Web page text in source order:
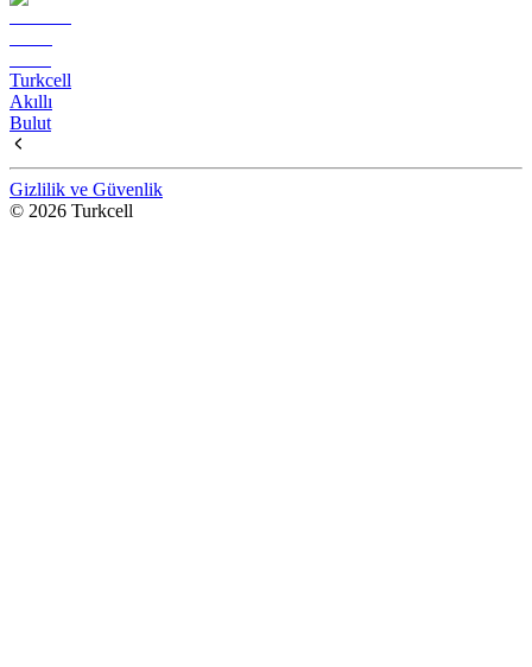
Turkcell
Akıllı
Bulut
Gizlilik ve Güvenlik
© 2026 Turkcell